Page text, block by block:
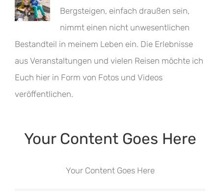
Bergsteigen, einfach draußen sein,
nimmt einen nicht unwesentlichen
Bestandteil in meinem Leben ein. Die Erlebnisse
aus Veranstaltungen und vielen Reisen möchte ich
Euch hier in Form von Fotos und Videos
veröffentlichen.
Your Content Goes Here
Your Content Goes Here